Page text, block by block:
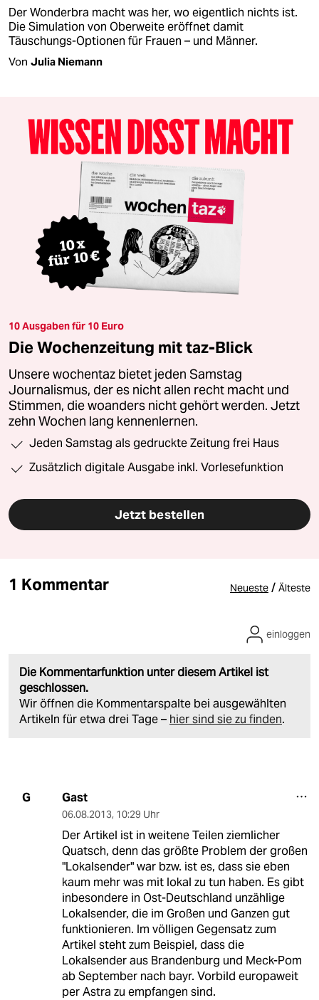
Der Wonderbra macht was her, wo eigentlich nichts ist.
Die Simulation von Oberweite eröffnet damit
Täuschungs-Optionen für Frauen – und Männer.
Von Julia Niemann
10 Ausgaben für 10 Euro
Die Wochenzeitung mit taz-Blick
Unsere wochentaz bietet jeden Samstag
Journalismus, der es nicht allen recht macht und
Stimmen, die woanders nicht gehört werden. Jetzt
zehn Wochen lang kennenlernen.
Jeden Samstag als gedruckte Zeitung frei Haus
Zusätzlich digitale Ausgabe inkl. Vorlesefunktion
Jetzt bestellen
1 Kommentar Neueste / Älteste
Die Kommentarfunktion unter diesem Artikel ist
geschlossen.
Wir öffnen die Kommentarspalte bei ausgewählten
Artikeln für etwa drei Tage – hier sind sie zu finden.
einloggen
G Gast
06.08.2013, 10:29 Uhr
Der Artikel ist in weitene Teilen ziemlicher
Quatsch, denn das größte Problem der großen
"Lokalsender" war bzw. ist es, dass sie eben
kaum mehr was mit lokal zu tun haben. Es gibt
inbesondere in Ost-Deutschland unzählige
Lokalsender, die im Großen und Ganzen gut
funktionieren. Im völligen Gegensatz zum
Artikel steht zum Beispiel, dass die
Lokalsender aus Brandenburg und Meck-Pom
ab September nach bayr. Vorbild europaweit
per Astra zu empfangen sind.